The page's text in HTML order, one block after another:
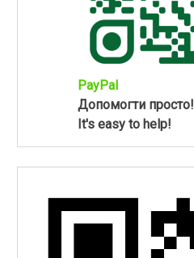
PayPal
Допомогти просто!
It's easy to help!